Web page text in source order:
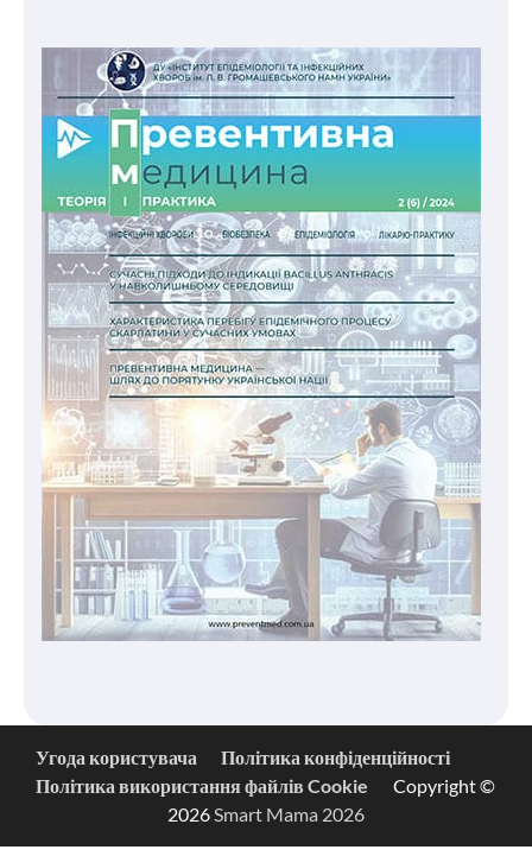
Угода користувача
Політика конфіденційності
Політика використання файлів Cookie
Copyright ©
2026 Smart Mama 2026